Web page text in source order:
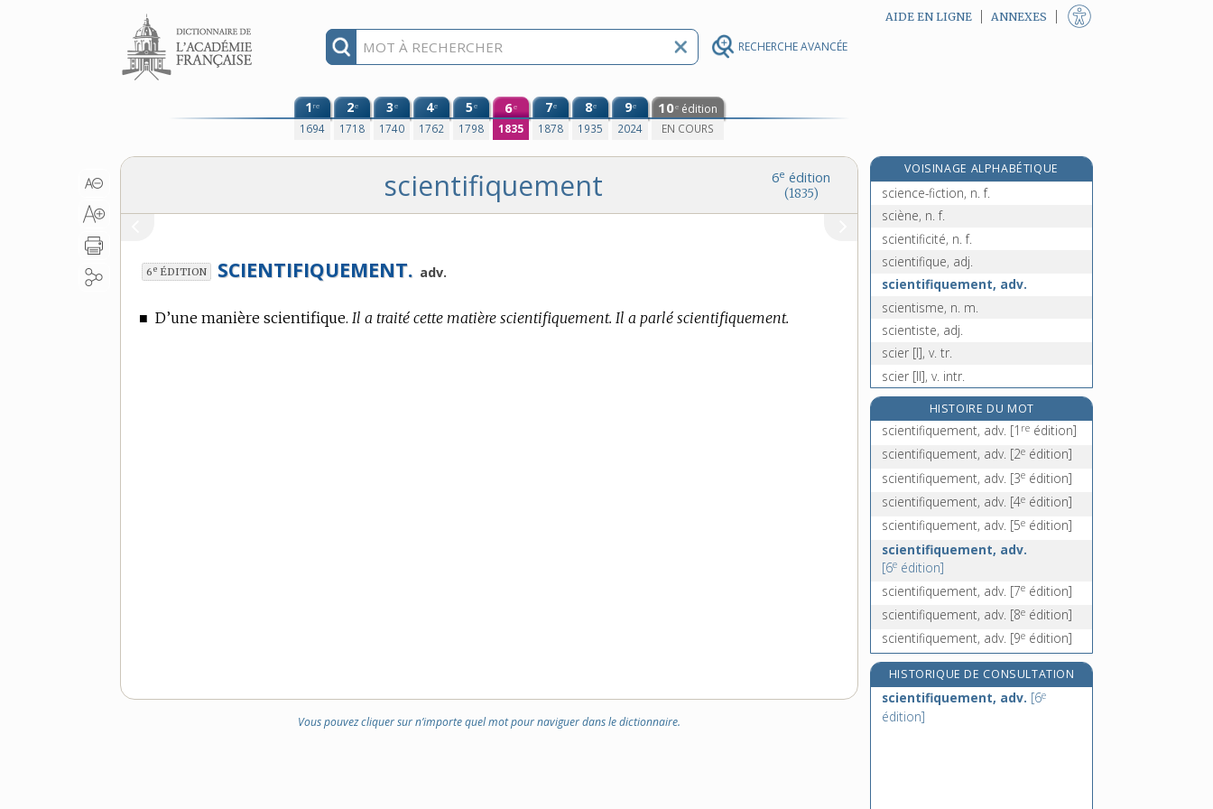
RECHERCHE AVANCÉE
Aller au contenu AIDE EN LIGNE ANNEXES
1re
1694
2e
1718
3e
1740
4e
1762
5e
1798
6e
1835
7e
1878
8e
1935
9e
2024
10e édition
EN COURS
6e édition
(1835)
scientifiquement
6e ÉDITION SCIENTIFIQUEMENT. adv.
■ D’une manière scientifique. Il a traité cette matière scientifiquement. Il a parlé scientifiquement.
Vous pouvez cliquer sur n’importe quel mot pour naviguer dans le dictionnaire.
VOISINAGE ALPHABÉTIQUE
science, n. f.
science-fiction, n. f.
sciène, n. f.
scientificité, n. f.
scientifique, adj.
scientifiquement, adv.
scientisme, n. m.
scientiste, adj.
scier [I], v. tr.
scier [II], v. intr.
scierie, n. f.
scieur, -euse, n.
scillitique, adj.
e
scinder, v. tr.
HISTOIRE DU MOT
scientifiquement, adv. [1 re édition]
scientifiquement, adv. [2e édition]
scientifiquement, adv. [3e édition]
scientifiquement, adv. [4e édition]
scientifiquement, adv. [5e édition]
scientifiquement, adv.
[6e édition]
scientifiquement, adv. [7e édition]
scientifiquement, adv. [8e édition]
scientifiquement, adv. [9e édition]
HISTORIQUE DE CONSULTATION
scientifiquement, adv. [6e
édition]